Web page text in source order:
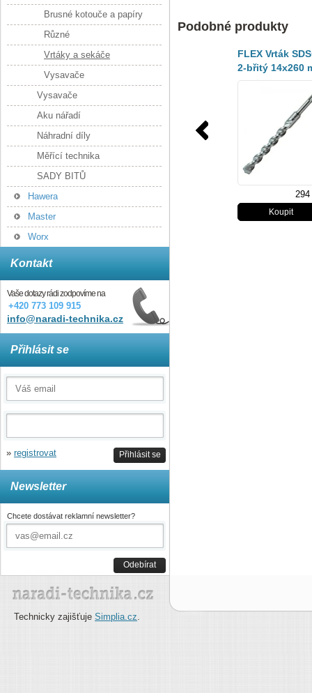
Podobné produkty
FLEX Vrták
2-břitý 14x260
Brusné kotouče a papíry
Různé
Vrtáky a sekáče
Vysavače
Vysavače
Aku nářadí
Náhradní díly
Měřící technika
SADY BITŮ
Hawera
Master
Worx
Kontakt
Vaše dotazy rádi zodpovíme na
+420 773 109 915
info@naradi-technika.cz
Přihlásit se
Přihlásit se
» registrovat
Newsletter
Chcete dostávat reklamní newsletter?
Odebírat
Technicky zajišťuje Simplia.cz.